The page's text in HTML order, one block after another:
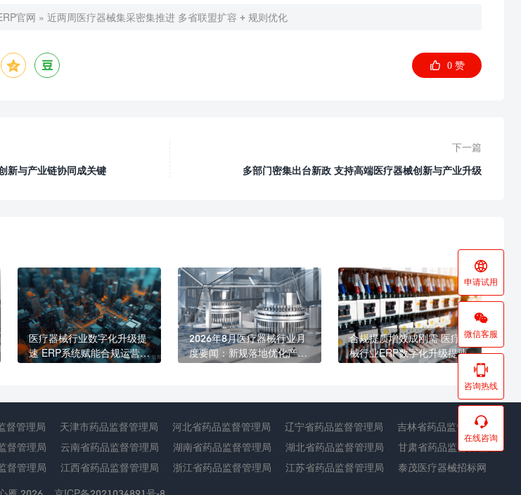
官网 » 近两周医疗器械集采密集推进 多省联盟扩容 + 规则优化
   0 赞
新与产业链协同成关键
下一篇
多部门密集出台新政 支持高端医疗器械创新与产业升级
医疗器械行业数字化升级提
速 ERP系统赋能合规运营与
2026年8月医疗器械行业月
度要闻：新规落地优化产业
合规提质增效成刚需 医疗器
械行业ERP数字化升级提速

申请试用

微信客服

咨询热线

在线咨询
督管理局 天津市药品监督管理局 河北省药品监督管理局 辽宁省药品监督管理局
吉林省药品监督管理局
督管理局 云南省药品监督管理局 湖南省药品监督管理局 湖北省药品监督管理局
甘肃省药品监督管理局
督管理局 江西省药品监督管理局 浙江省药品监督管理局 江苏省药品监督管理局 泰茂医疗器械招标网